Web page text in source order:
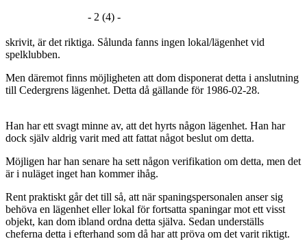
- 2 (4) -
skrivit, är det riktiga. Sålunda fanns ingen lokal/lägenhet vid
spelklubben.
Men däremot finns möjligheten att dom disponerat detta i anslutning
till Cedergrens lägenhet. Detta då gällande för 1986-02-28.
Han har ett svagt minne av, att det hyrts någon lägenhet. Han har
dock själv aldrig varit med att fattat något beslut om detta.
Möjligen har han senare ha sett någon verifikation om detta, men det
är i nuläget inget han kommer ihåg.
Rent praktiskt går det till så, att när spaningspersonalen anser sig
behöva en lägenhet eller lokal för fortsatta spaningar mot ett visst
objekt, kan dom ibland ordna detta själva. Sedan underställs
cheferna detta i efterhand som då har att pröva om det varit riktigt.